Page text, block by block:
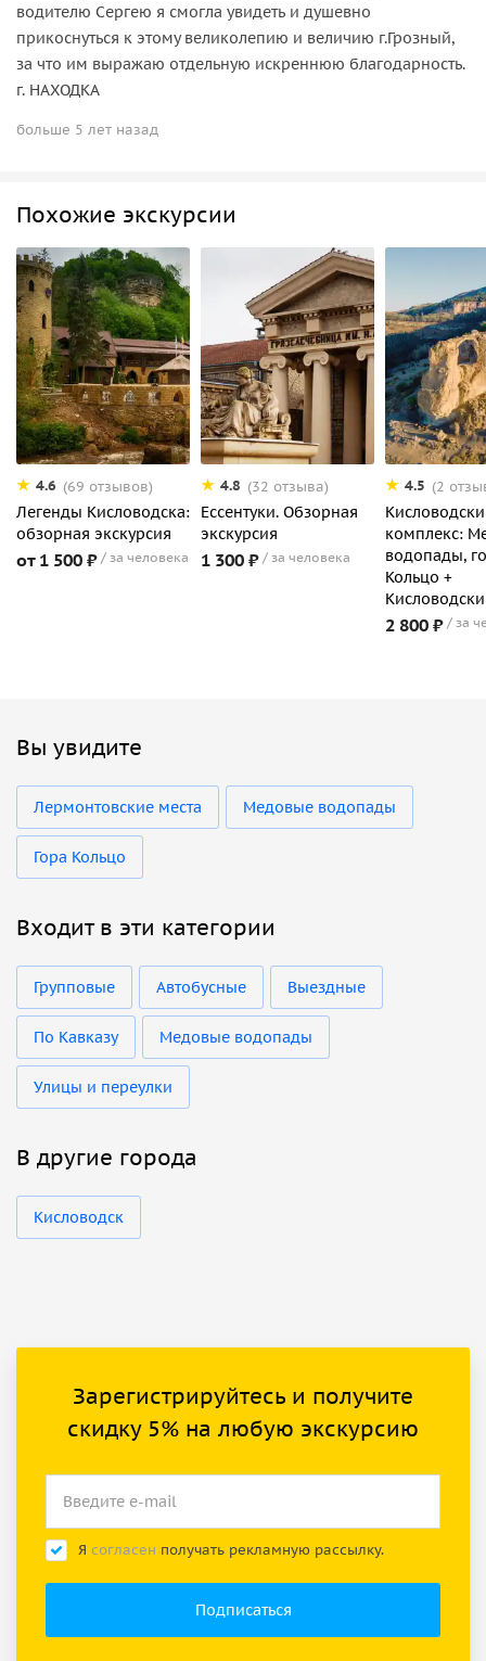
водителю Сергею я смогла увидеть и душевно
прикоснуться к этому великолепию и величию г.Грозный,
за что им выражаю отдельную искреннюю благодарность.
г. НАХОДКА
больше 5 лет назад
Похожие экскурсии
4.6 (69 отзывов)
Легенды Кисловодска:
обзорная экскурсия
от 1 500 ₽ за человека
4.8 (32 отзыва)
Ессентуки. Обзорная
экскурсия
1 300 ₽ за человека
4.5 (2
комплекс:
водопады,
Кольцо +
2 800 ₽ за
Вы увидите
Лермонтовские места Медовые водопады
Гора Кольцо
Входит в эти категории
Групповые Автобусные Выездные
По Кавказу Медовые водопады
Улицы и переулки
В другие города
Кисловодск
Зарегистрируйтесь и получите
скидку 5% на любую экскурсию
Я согласен получать рекламную рассылку.